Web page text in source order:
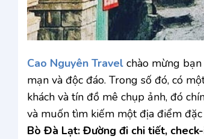
Cao Nguyên Travel chào mừng
mạn và độc đáo. Trong số đó, có
khách và tín đồ mê chụp ảnh, đó
và muốn tìm kiếm một địa điểm
Bò Đà Lạt: Đường đi chi tiết,